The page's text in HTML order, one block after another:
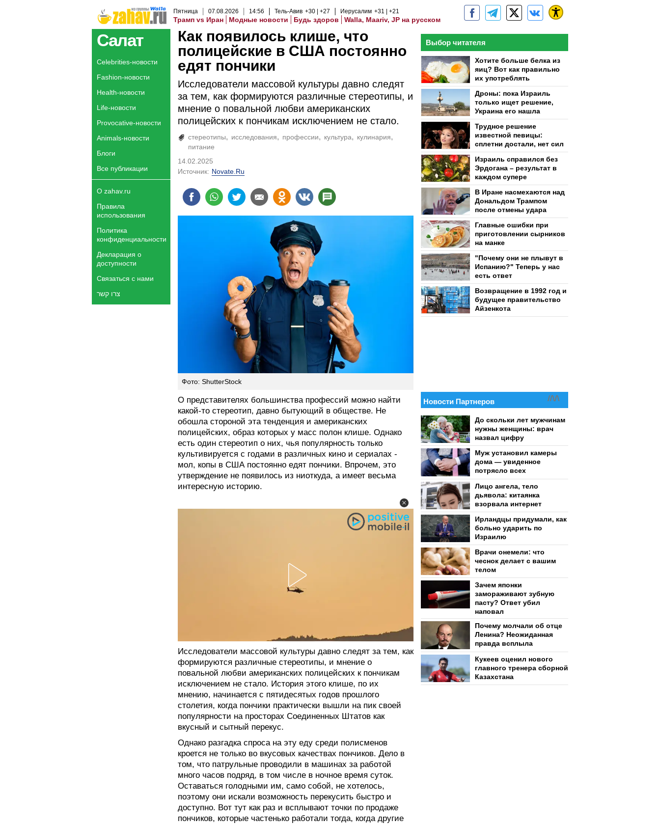
Пятница 07.08.2026 14:56 Тель-Авив +30 +27 Иерусалим +31 +21
Трамп vs Иран Модные новости Будь здоров Walla, Maariv, JP на русском
Салат
Celebrities-новости
Fashion-новости
Health-новости
Life-новости
Provocative-новости
Animals-новости
Блоги
Все публикации
О zahav.ru
Правила
использования
Политика
конфиденциальности
Декларация о
доступности
Связаться с нами
צרו קשר
Как появилось клише, что
полицейские в США постоянно
едят пончики
Исследователи массовой культуры давно следят
за тем, как формируются различные стереотипы, и
мнение о повальной любви американских
полицейских к пончикам исключением не стало.
стереотипы исследования профессии культура
кулинария
питание
14.02.2025
Источник: Novate.Ru
Фото: ShutterStock
О представителях большинства профессий можно найти
какой-то стереотип, давно бытующий в обществе. Не
обошла стороной эта тенденция и американских
полицейских, образ которых у масс полон клише. Однако
есть один стереотип о них, чья популярность только
культивируется с годами в различных кино и сериалах -
мол, копы в США постоянно едят пончики. Впрочем, это
утверждение не появилось из ниоткуда, а имеет весьма
интересную историю.
Исследователи массовой культуры давно следят за тем, как
формируются различные стереотипы, и мнение о
повальной любви американских полицейских к пончикам
исключением не стало. История этого клише, по их
мнению, начинается с пятидесятых годов прошлого
столетия, когда пончики практически вышли на пик своей
популярности на просторах Соединенных Штатов как
вкусный и сытный перекус.
Однако разгадка спроса на эту еду среди полисменов
кроется не только во вкусовых качествах пончиков. Дело в
том, что патрульные проводили в машинах за работой
много часов подряд, в том числе в ночное время суток.
Оставаться голодными им, само собой, не хотелось,
поэтому они искали возможность перекусить быстро и
доступно. Вот тут как раз и всплывают точки по продаже
пончиков, которые частенько работали тогда, когда другие
Выбор читателя
Хотите больше белка из
яиц? Вот как правильно
их употреблять
Дроны: пока Израиль
только ищет решение,
Украина его нашла
Трудное решение
известной певицы:
сплетни достали, нет сил
Израиль справился без
Эрдогана – результат в
каждом супере
В Иране насмехаются над
Дональдом Трампом
после отмены удара
Главные ошибки при
приготовлении сырников
на манке
"Почему они не плывут в
Испанию?" Теперь у нас
есть ответ
Возвращение в 1992 год и
будущее правительство
Айзенкота